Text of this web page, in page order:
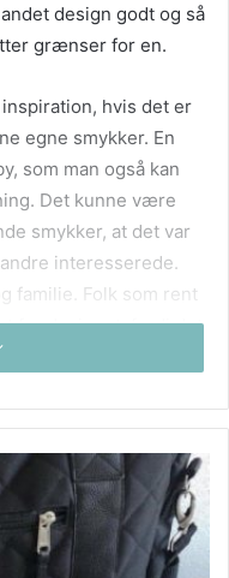
design godt og så
grænser for en.
hvis det er
egne smykker. En
som man også kan
Det kunne være
smykker, at det var
interesserede.
familie. Folk som rent
for designet, fordi det